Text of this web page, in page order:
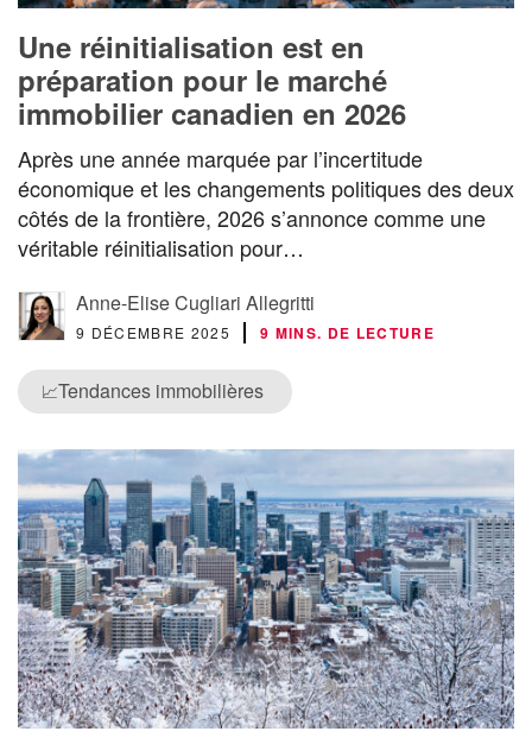
Une réinitialisation est en
préparation pour le marché
immobilier canadien en 2026
Après une année marquée par l’incertitude
économique et les changements politiques des deux
côtés de la frontière, 2026 s’annonce comme une
véritable réinitialisation pour…
Anne-Elise Cugliari Allegritti
9 DÉCEMBRE 2025 9 MINS. DE LECTURE
📈Tendances immobilières